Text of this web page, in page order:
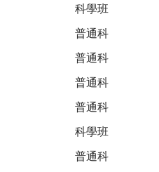
科學班
普通科
普通科
普通科
普通科
科學班
普通科